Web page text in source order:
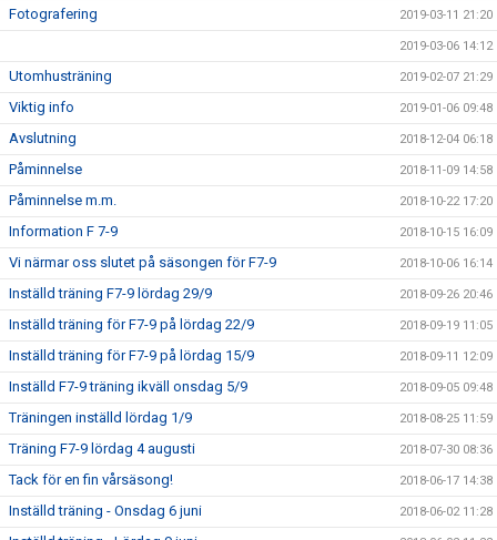
Fotografering 2019-03-11 21:20
2019-03-06 14:12
Utomhusträning 2019-02-07 21:29
Viktig info 2019-01-06 09:48
Avslutning 2018-12-04 06:18
Påminnelse 2018-11-09 14:58
Påminnelse m.m. 2018-10-22 17:20
Information F 7-9 2018-10-15 16:09
Vi närmar oss slutet på säsongen för F7-9 2018-10-06 16:14
Inställd träning F7-9 lördag 29/9 2018-09-26 20:46
Inställd träning för F7-9 på lördag 22/9 2018-09-19 11:05
Inställd träning för F7-9 på lördag 15/9 2018-09-11 12:09
Inställd F7-9 träning ikväll onsdag 5/9 2018-09-05 09:48
Träningen inställd lördag 1/9 2018-08-25 11:59
Träning F7-9 lördag 4 augusti 2018-07-30 08:36
Tack för en fin vårsäsong! 2018-06-17 14:38
Inställd träning - Onsdag 6 juni 2018-06-02 11:28